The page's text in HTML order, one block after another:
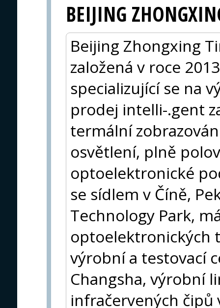
BEIJING
Beijing Zhongxing
založená v roce
specializující se na
prodej intelli-.gent
termální
osvětlení, plně
optoelektronické
se sídlem v Číně,
Technology Park,
optoelektronických
výrobní a testovací
Changsha, výrobní
infračervených čipů